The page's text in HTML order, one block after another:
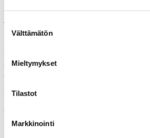
Suostumuksen
valinta
Välttämätön
Mieltymykset
Tilastot
Markkinointi
vuoteen 2035 asti ulottuvaa
toteutetaan ympäristöministeriön sekä työ- ja
valmisteluun. Liitto on myös jäsenenä
kiertotalousohjelman yhteistyöryhmässä.